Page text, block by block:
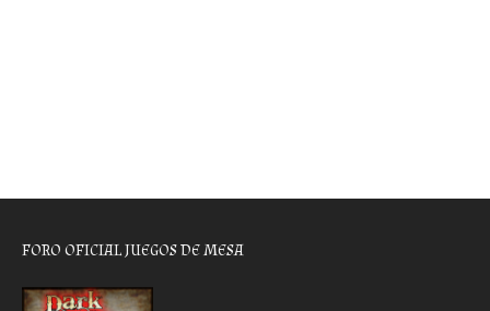
FORO OFICIAL JUEGOS DE MESA